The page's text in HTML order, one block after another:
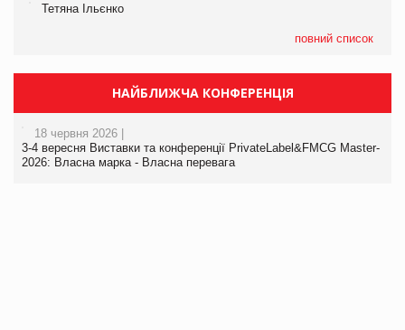
Тетяна Ільєнко
повний список
НАЙБЛИЖЧА КОНФЕРЕНЦІЯ
18 червня 2026 |
3-4 вересня Виставки та конференції PrivateLabel&FMCG Master-
2026: Власна марка - Власна перевага